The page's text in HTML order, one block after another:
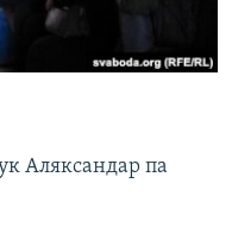
Аляксандар па